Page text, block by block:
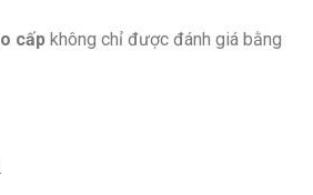
cấp không chỉ được đánh giá bằng